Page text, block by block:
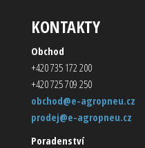
KONTAKTY
Obchod
+420 735 172 200
+420 725 709 250
obchod@e-agropneu.cz
prodej@e-agropneu.cz
Poradenství